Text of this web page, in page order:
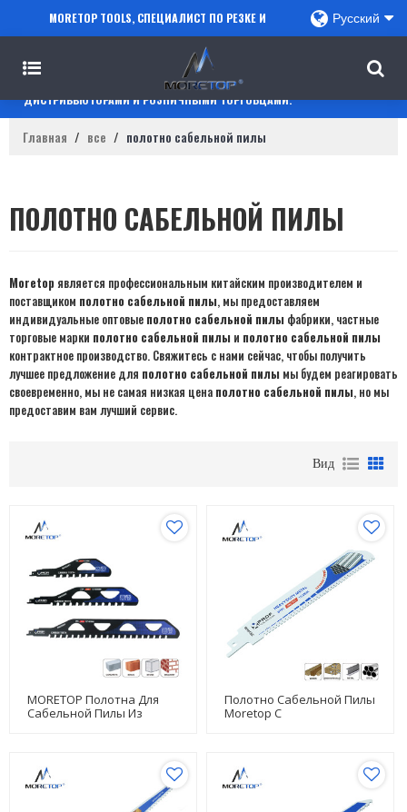
MORETOP TOOLS, СПЕЦИАЛИСТ ПО РЕЗКЕ И
СВЕРЛЕНИЮ, СОТРУДНИЧАЕТ С ПРОДАВЦАМИ
AMAZON, РЕГИОНАЛЬНЫМИ ОПТОВИКАМИ,
ДИСТРИБЬЮТОРАМИ И РОЗНИЧНЫМИ ТОРГОВЦАМИ.
Русский
Главная / все / полотно сабельной пилы
ПОЛОТНО САБЕЛЬНОЙ ПИЛЫ
Moretop является профессиональным китайским производителем и
поставщиком полотно сабельной пилы, мы предоставляем
индивидуальные оптовые полотно сабельной пилы фабрики, частные
торговые марки полотно сабельной пилы и полотно сабельной пилы
контрактное производство. Свяжитесь с нами сейчас, чтобы получить
лучшее предложение для полотно сабельной пилы мы будем реагировать
своевременно, мы не самая низкая цена полотно сабельной пилы, но мы
предоставим вам лучший сервис.
Вид
MORETOP Полотна Для
Сабельной Пилы Из
Кладки
Полотно Сабельной Пилы
Moretop С